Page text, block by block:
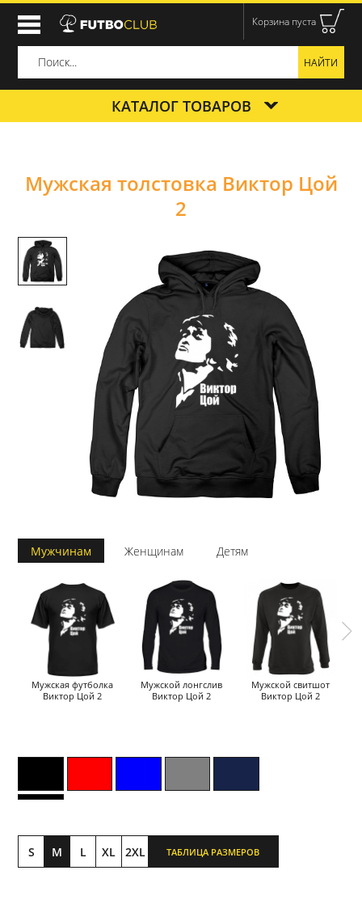
Корзина пуста
КАТАЛОГ ТОВАРОВ
Мужская толстовка Виктор Цой
2
Мужчинам Женщинам Детям
Мужская футболка
Виктор Цой 2
Мужской лонгслив
Виктор Цой 2
Мужской свитшот
Виктор Цой 2
S M L XL 2XL ТАБЛИЦА РАЗМЕРОВ